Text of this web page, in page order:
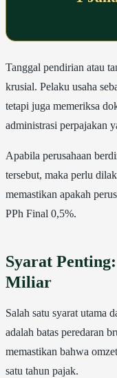
Tanggal pendirian atau
krusial. Pelaku usaha
tetapi juga memeriksa
administrasi perpajakan
Apabila perusahaan
tersebut, maka perlu
memastikan apakah
PPh Final 0,5%.
Syarat
Miliar
Salah satu syarat utama
adalah batas peredaran
memastikan bahwa
satu tahun pajak.